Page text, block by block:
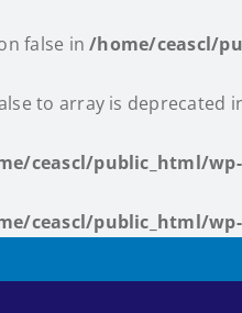
false in/home/ceascl/
to array is deprecated
ceascl/public_html/
ceascl/public_html/